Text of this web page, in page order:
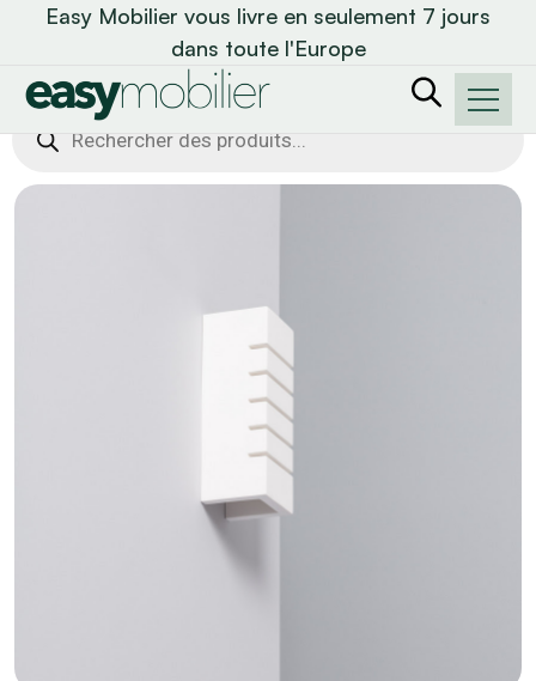
Easy Mobilier vous livre en seulement 7 jours
dans toute l'Europe
Recherche
de